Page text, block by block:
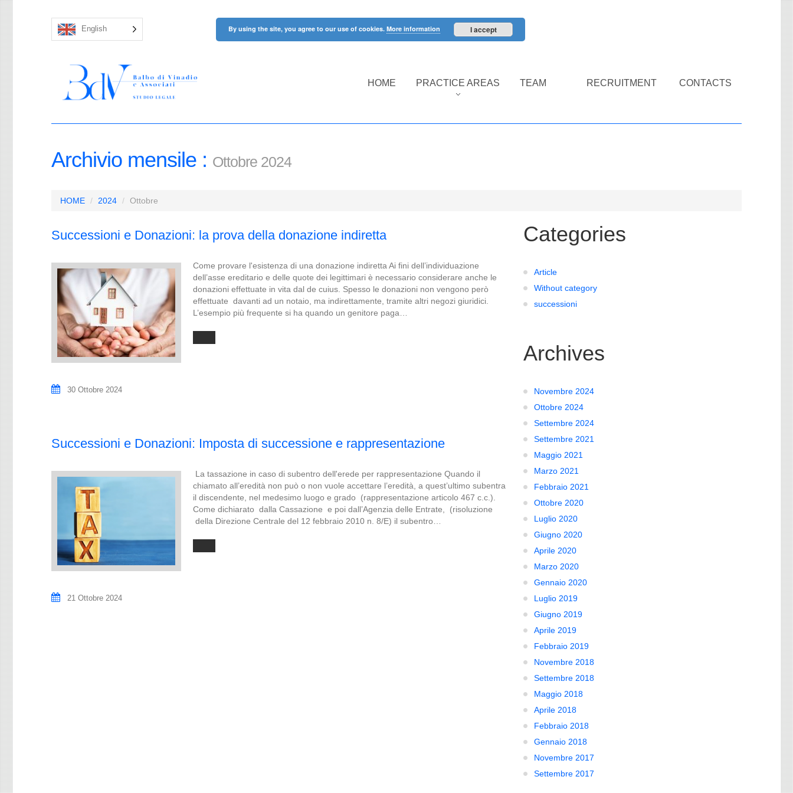
English
HOME PRACTICE AREAS TEAM RECRUITMENT CONTACTS
Archivio mensile : Ottobre 2024
HOME 2024 Ottobre
Successioni e Donazioni: la prova della donazione indiretta
Come provare l'esistenza di una donazione indiretta Ai fini dell’individuazione
dell’asse ereditario e delle quote dei legittimari è necessario considerare anche le
donazioni effettuate in vita dal de cuius. Spesso le donazioni non vengono però
effettuate davanti ad un notaio, ma indirettamente, tramite altri negozi giuridici.
L’esempio più frequente si ha quando un genitore paga…
30 Ottobre 2024
Successioni e Donazioni: Imposta di successione e rappresentazione
La tassazione in caso di subentro dell'erede per rappresentazione Quando il
chiamato all’eredità non può o non vuole accettare l’eredità, a quest’ultimo subentra
il discendente, nel medesimo luogo e grado (rappresentazione articolo 467 c.c.).
Come dichiarato dalla Cassazione e poi dall’Agenzia delle Entrate, (risoluzione
della Direzione Centrale del 12 febbraio 2010 n. 8/E) il subentro…
21 Ottobre 2024
Categories
Article
Without category
successioni
Archives
Novembre 2024
Ottobre 2024
Settembre 2024
Settembre 2021
Maggio 2021
Marzo 2021
Febbraio 2021
Ottobre 2020
Luglio 2020
Giugno 2020
Aprile 2020
Marzo 2020
Gennaio 2020
Luglio 2019
Giugno 2019
Aprile 2019
Febbraio 2019
Novembre 2018
Settembre 2018
Maggio 2018
Aprile 2018
Febbraio 2018
Gennaio 2018
Novembre 2017
Settembre 2017
By using the site, you agree to our use of cookies. More information I accept